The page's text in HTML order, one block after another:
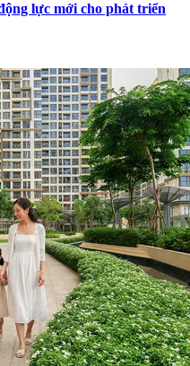
lực mới cho phát triển